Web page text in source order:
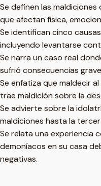
Se definen las
que afectan física,
Se identifican cinco
incluyendo levantarse
Se narra un caso real
sufrió consecuencias
Se enfatiza que maldecir
trae maldición sobre la
Se advierte sobre la
maldiciones hasta la
Se relata una experiencia
demoníacos en su casa
negativas.